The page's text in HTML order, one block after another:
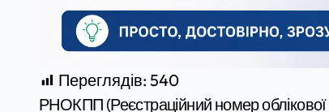
Переглядів: 540
РНОКПП (Реєстраційний номер облікової картки платника податків) — це унікальний 10-значний